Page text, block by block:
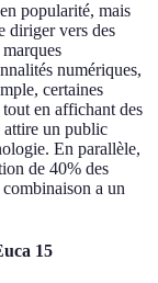
popularité, mais
diriger vers des
numériques,
certaines
en affichant des
attire un public
En parallèle,
de 40% des
a un
15